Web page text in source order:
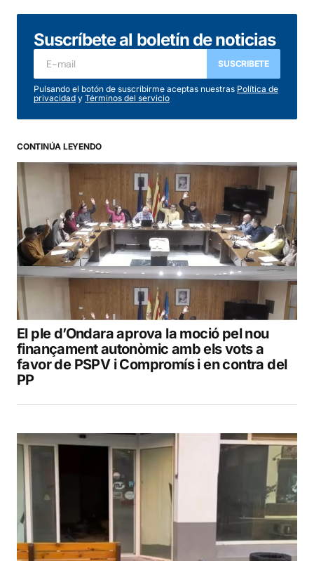
Suscríbete al boletín de noticias
SUSCRIBETE
Pulsando el botón de suscribirme aceptas nuestras Política de
privacidad y Términos del servicio
CONTINÚA LEYENDO
El ple d’Ondara aprova la moció pel nou
finançament autonòmic amb els vots a
favor de PSPV i Compromís i en contra del
PP